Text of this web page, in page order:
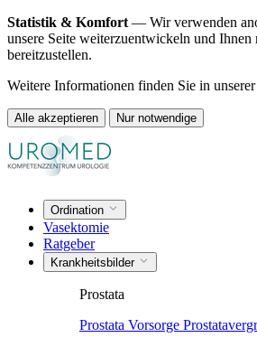
Statistik & Komfort — Wir verwenden
unsere Seite weiterzuentwickeln und Ihnen
bereitzustellen.
Weitere Informationen finden Sie in unserer
Alle akzeptieren Nur notwendige
Ordination
Vasektomie
Ratgeber
Krankheitsbilder
Prostata
Prostata Vorsorge